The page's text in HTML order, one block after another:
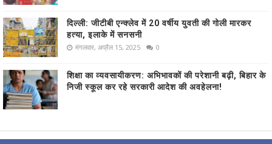
दिल्ली: जीटीबी एन्क्लेव में 20 वर्षीय युवती की गोली मारकर
हत्या, इलाके में सनसनी
मंगलवार, अप्रैल 15, 2025 0
शिक्षा का व्यवसायीकरण: अभिभावकों की परेशानी बढ़ी, बिहार के
निजी स्कूल कर रहे सरकारी आदेश की अवहेलना!